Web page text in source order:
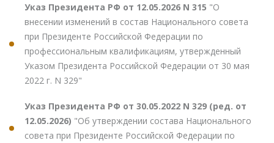
Указ Президента РФ от 12.05.2026 N 315 "О
внесении изменений в состав Национального совета
при Президенте Российской Федерации по
профессиональным квалификациям, утвержденный
Указом Президента Российской Федерации от 30 мая
2022 г. N 329"
Указ Президента РФ от 30.05.2022 N 329 (ред. от
12.05.2026) "Об утверждении состава Национального
совета при Президенте Российской Федерации по